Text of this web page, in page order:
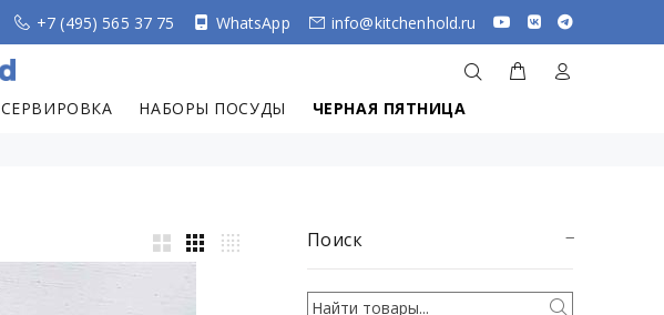
+7 (495) 565 37 75 WhatsApp info@kitchenhold.ru
СЕРВИРОВКА НАБОРЫ ПОСУДЫ ЧЕРНАЯ ПЯТНИЦА
Поиск